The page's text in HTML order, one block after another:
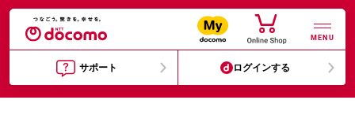
MENU
サポート ログインする